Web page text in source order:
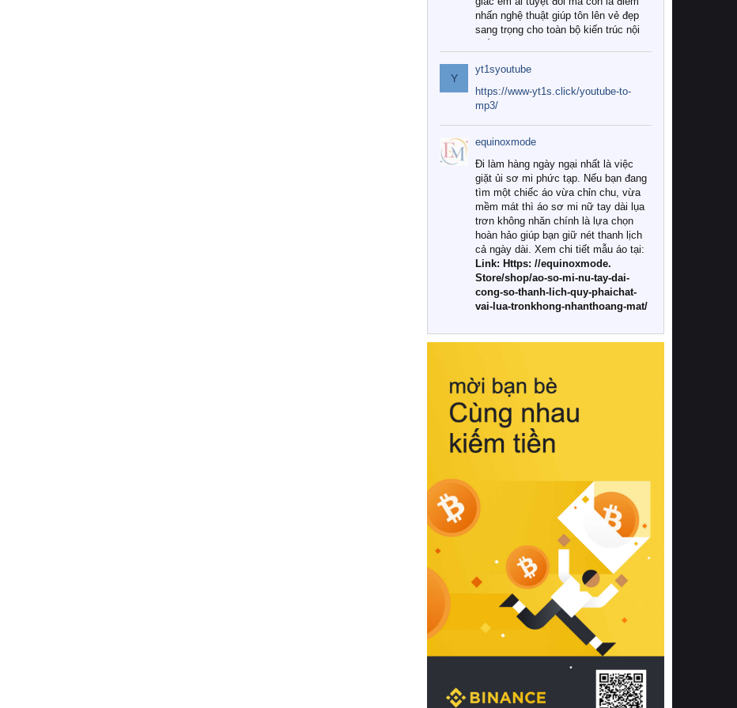
nhấn nghệ thuật giúp tôn lên vẻ đẹp
sang trọng cho toàn bộ kiến trúc nội
Tuy nhiên, giữa thị trường đa dạng
với vô vàn thương hiệu và mẫu mã
như hiện nay, làm thế nào để chọn
được những bộ chăn ga gối đệm cao
cấp thực sự chất lượng, phù hợp với
khí hậu và nhu cầu sử dụng của gia
đình? Hãy cùng chúng tôi đi tìm lời
giải đáp chi tiết qua bài viết dưới đây.
1. Tại sao các gia đình hiện đại lại ưa
chuộng chăn ga gối đệm cao cấp?
Khác với các dòng sản phẩm thông
thường, những bộ chăn ga gối đệm
cao cấp trải qua quy trình sản xuất
nghiêm ngặt từ khâu chọn lọc nguyên
liệu tự nhiên đến công nghệ dệt
nhuộm hiện đại không chứa hóa chất
này, bạn sẽ cảm nhận rõ rệt sự khác
hồi chuẩn xác của phần đệm nâng đỡ
cột sống.
Bên cạnh đó, việc lựa chọn các dòng
sản phẩm đạt chuẩn chất lượng quốc
tế còn giúp ngăn ngừa tình trạng kích
khuẩn và nấm mốc trong điều kiện
thời tiết nóng ẩm. Bạn có thể tìm hiểu
thêm các nghiên cứu khoa học về tác
động của giấc ngủ và môi trường
phòng ngủ đối với sức khỏe con
người tại Sleep Foundation (External
Link) để có cái nhìn toàn diện hơn.
2. Các tiêu chí vàng khi lựa chọn
chăn ga gối đệm cao cấp cho phòng
ngủ
Để sở hữu một bộ chăn ga gối đệm
cao cấp hoàn hảo cả về thẩm mỹ lẫn
công năng, người tiêu dùng cần cân
nhắc kỹ lưỡng các tiêu chí quan trọng
Y
yt1syoutube
https://www-yt1s.click/youtube-to-
mp3/
equinoxmode
Đi làm hàng ngày ngại nhất là việc
giặt ủi sơ mi phức tạp. Nếu bạn đang
tìm một chiếc áo vừa chỉn chu, vừa
mềm mát thì áo sơ mi nữ tay dài lụa
trơn không nhăn chính là lựa chọn
hoàn hảo giúp bạn giữ nét thanh lịch
cả ngày dài. Xem chi tiết mẫu áo tại:
Link: Https: //equinoxmode.
Store/shop/ao-so-mi-nu-tay-dai-
cong-so-thanh-lich-quy-phaichat-
vai-lua-tronkhong-nhanthoang-mat/